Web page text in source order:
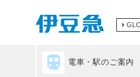
電車・駅のご案内